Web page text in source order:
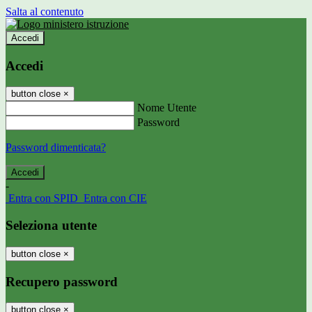
Salta al contenuto
Accedi
Accedi
button close ×
Nome Utente
Password
Password dimenticata?
-
Entra con SPID Entra con CIE
Seleziona utente
button close ×
Recupero password
button close ×